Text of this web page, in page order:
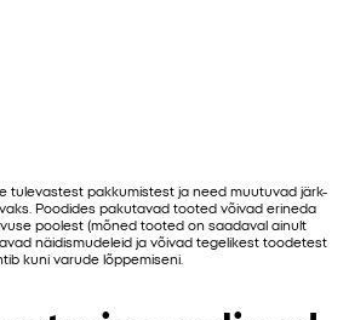
tulevastest pakkumistest ja need muutuvad järk-
Poodides pakutavad tooted võivad erineda
poolest (mõned tooted on saadaval ainult
näidismudeleid ja võivad tegelikest toodetest
kuni varude lõppemiseni.